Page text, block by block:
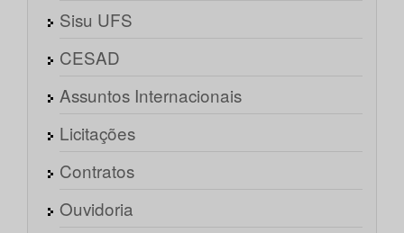
Sisu UFS
CESAD
Assuntos Internacionais
Licitações
Contratos
Ouvidoria